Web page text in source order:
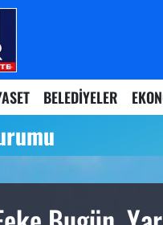
BELEDİYELER